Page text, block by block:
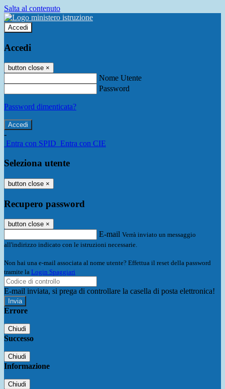
Salta al contenuto
Accedi
Accedi
button close ×
Nome Utente
Password
Password dimenticata?
-
Entra con SPID Entra con CIE
Seleziona utente
button close ×
Recupero password
button close ×
E-mail Verrà inviato un messaggio
all'indirizzo indicato con le istruzioni necessarie.
Non hai una e-mail associata al nome utente? Effettua il reset della password
tramite la Login Spaggiari
E-mail inviata, si prega di controllare la casella di posta elettronica!
Errore
Chiudi
Successo
Chiudi
Informazione
Chiudi